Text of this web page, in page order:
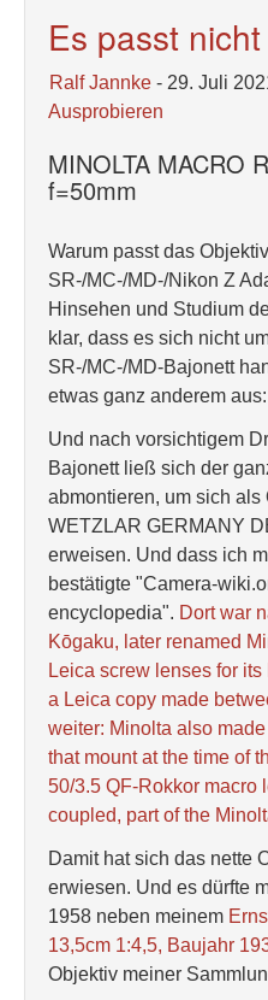
Es passt
Ralf Jannke - 29. Juli
Ausprobieren
MINOLTA MACRO
f=50mm
Warum passt das
SR-/MC-/MD-/Nikon Z
Hinsehen und Studium
klar, dass es sich nicht
SR-/MC-/MD-Bajonett
etwas ganz anderem
Und nach vorsichtigem
Bajonett ließ sich der
abmontieren, um sich als
WETZLAR GERMANY
erweisen. Und dass ich
bestätigte "Camera-
encyclopedia". Dort war
Kōgaku, later renamed
Leica screw lenses for
a Leica copy made
weiter: Minolta also
that mount at the time of
50/3.5 QF-Rokkor macro
coupled, part of the
Damit hat sich das nette
erwiesen. Und es dürfte
1958 neben meinem
13,5cm 1:4,5, Baujahr
Objektiv meiner